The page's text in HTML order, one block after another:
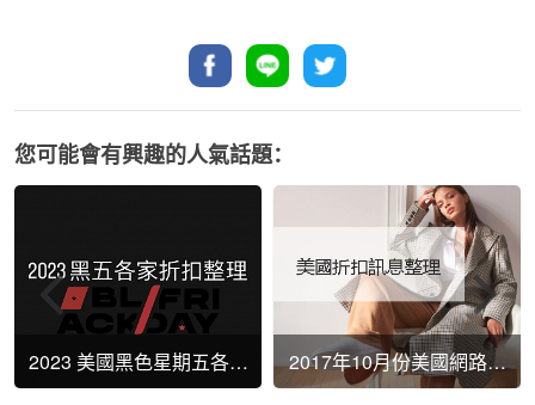
您可能會有興趣的人氣話題：
2023 美國黑色星期五各家
2017年10月份美國網路商